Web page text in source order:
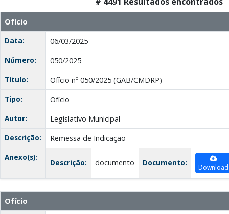
Ofício
Data:
06/03/2025
Número:
050/2025
Título:
Ofício nº 050/2025 (GAB/CMDRP)
Tipo:
Ofício
Autor:
Legislativo Municipal
Descrição:
Remessa de Indicação
Anexo(s):
Descrição: documento Documento: Download
Ofício